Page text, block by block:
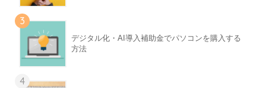
3
デジタル化・AI導入補助金でパソコンを購入する
方法
4